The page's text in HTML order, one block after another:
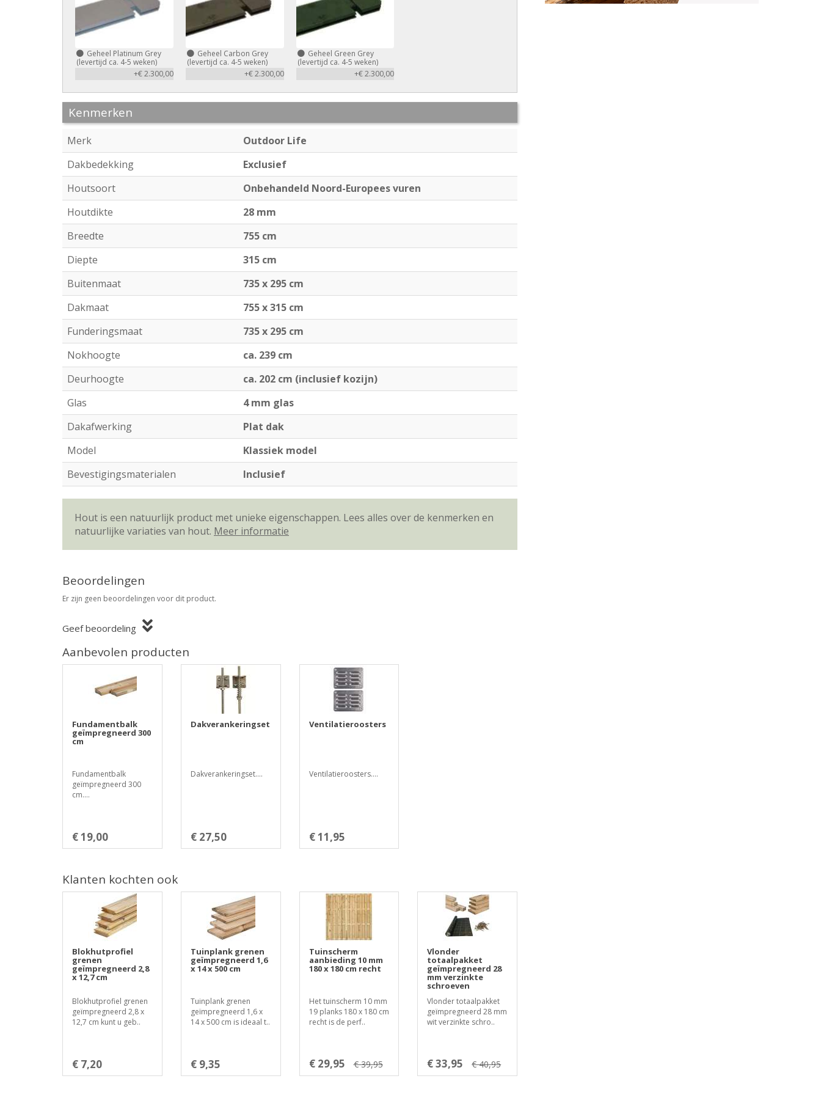
Geheel Platinum Grey
(levertijd ca. 4-5 weken)
+€ 2.300,00
Geheel Carbon Grey
(levertijd ca. 4-5 weken)
+€ 2.300,00
Geheel Green Grey
(levertijd ca. 4-5 weken)
+€ 2.300,00
Kenmerken
Merk
Outdoor Life
Dakbedekking
Exclusief
Houtsoort
Onbehandeld Noord-Europees vuren
Houtdikte
28 mm
Breedte
755 cm
Diepte
315 cm
Buitenmaat
735 x 295 cm
Dakmaat
755 x 315 cm
Funderingsmaat
735 x 295 cm
Nokhoogte
ca. 239 cm
Deurhoogte
ca. 202 cm (inclusief kozijn)
Glas
4 mm glas
Dakafwerking
Plat dak
Model
Klassiek model
Bevestigingsmaterialen
Inclusief
Hout is een natuurlijk product met unieke eigenschappen. Lees alles over de kenmerken en
natuurlijke variaties van hout. Meer informatie
Beoordelingen
Er zijn geen beoordelingen voor dit product.
Geef beoordeling
Aanbevolen producten
Fundamentbalk
geïmpregneerd 300
cm
Fundamentbalk
geïmpregneerd 300
cm....
€ 19,00
Dakverankeringset
Dakverankeringset....
€ 27,50
Ventilatieroosters
Ventilatieroosters....
€ 11,95
Klanten kochten ook
Blokhutprofiel
grenen
geïmpregneerd 2,8
x 12,7 cm
Blokhutprofiel grenen
geïmpregneerd 2,8 x
12,7 cm kunt u geb..
€ 7,20
Tuinplank grenen
geïmpregneerd 1,6
x 14 x 500 cm
Tuinplank grenen
geïmpregneerd 1,6 x
14 x 500 cm is ideaal t..
€ 9,35
Tuinscherm
aanbieding 10 mm
180 x 180 cm recht
Het tuinscherm 10 mm
19 planks 180 x 180 cm
recht is de perf..
€ 29,95 € 39,95
Vlonder
totaalpakket
geïmpregneerd 28
mm verzinkte
schroeven
Vlonder totaalpakket
geïmpregneerd 28 mm
wit verzinkte schro..
€ 33,95 € 40,95